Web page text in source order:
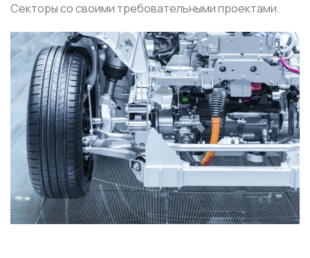
Секторы со своими требовательными проектами.